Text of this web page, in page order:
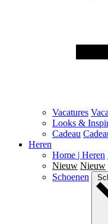
Vacatures
Looks &
Cadeau
Heren
Home | Heren
Nieuw Nieuw
Schoenen